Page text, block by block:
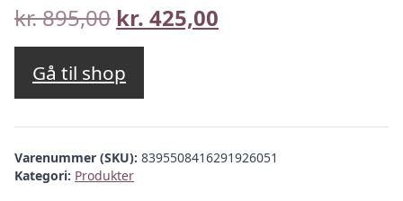
kr.895,00 Den
oprindelige
pris
var:
kr. 895,00.
kr. 425,00
kr. 425,00.
Gå til shop
Varenummer (SKU): 8395508416291926051
Kategori: Produkter